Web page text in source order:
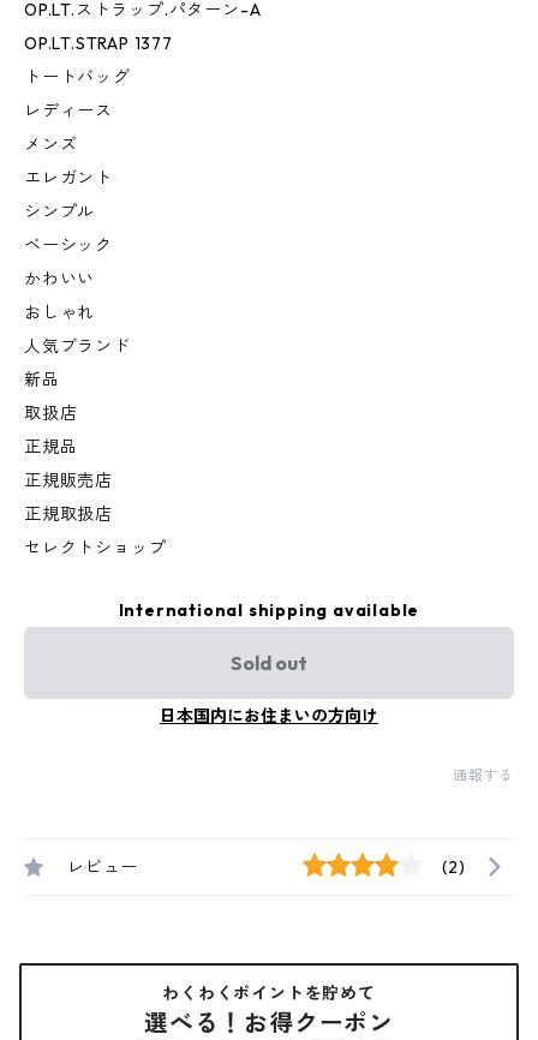
OP.LT.ストラップ.パターン-A
OP.LT.STRAP 1377
トートバッグ
レディース
メンズ
エレガント
シンプル
ベーシック
かわいい
おしゃれ
人気ブランド
新品
取扱店
正規品
正規販売店
正規取扱店
セレクトショップ
International shipping available
Sold out
日本国内にお住まいの方向け
通報する
レビュー (2)
わくわくポイントを貯めて
選べる！お得クーポン